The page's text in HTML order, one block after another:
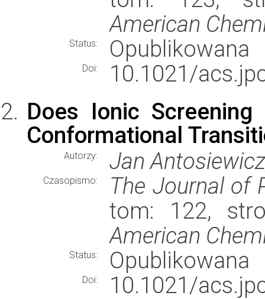
American
Status: Opublikowana
Doi:
10.1021/
Does Ionic
Conformational
Autorzy: Jan
Czasopismo:
The Journal of
tom: 122,
American
Status: Opublikowana
Doi: 10.1021/